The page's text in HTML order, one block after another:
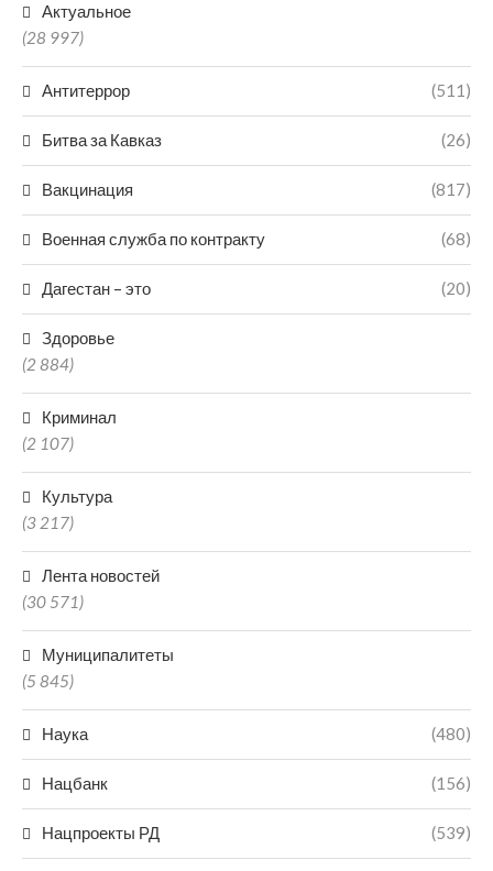
Актуальное
(28 997)
Антитеррор (511)
Битва за Кавказ (26)
Вакцинация (817)
Военная служба по контракту (68)
Дагестан – это (20)
Здоровье
(2 884)
Криминал
(2 107)
Культура
(3 217)
Лента новостей
(30 571)
Муниципалитеты
(5 845)
Наука (480)
Нацбанк (156)
Нацпроекты РД (539)